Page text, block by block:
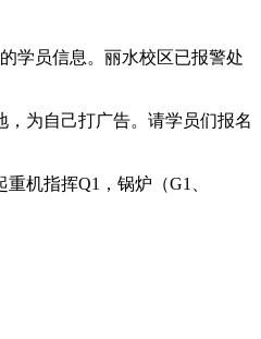
学员信息。丽水校区已报警处
为自己打广告。请学员们报名
机指挥Q1，锅炉（G1、